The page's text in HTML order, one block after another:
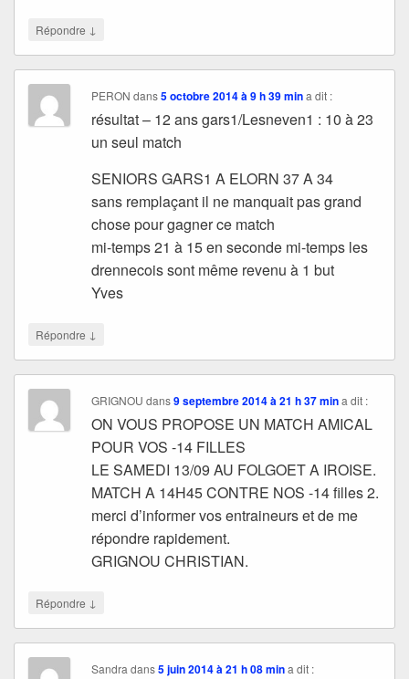
Répondre ↓
PERON dans5 octobre 2014 à 9 h 39 min a dit :
résultat – 12 ans gars1/Lesneven1 : 10 à 23
un seul match
SENIORS GARS1 A ELORN 37 A 34
sans remplaçant il ne manquait pas grand
chose pour gagner ce match
mi-temps 21 à 15 en seconde mi-temps les
drennecois sont même revenu à 1 but
Yves
Répondre ↓
GRIGNOU dans9 septembre 2014 à 21 h 37 min a dit :
ON VOUS PROPOSE UN MATCH AMICAL
POUR VOS -14 FILLES
LE SAMEDI 13/09 AU FOLGOET A IROISE.
MATCH A 14H45 CONTRE NOS -14 filles 2.
merci d’informer vos entraineurs et de me
répondre rapidement.
GRIGNOU CHRISTIAN.
Répondre ↓
Sandradans5 juin 2014 à 21 h 08 min a dit :